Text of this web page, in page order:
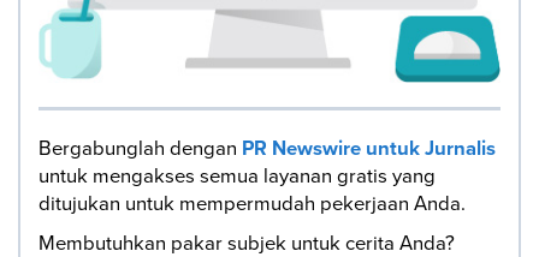
Bergabunglah dengan PR Newswire untuk Jurnalis
untuk mengakses semua layanan gratis yang
ditujukan untuk mempermudah pekerjaan Anda.
Membutuhkan pakar subjek untuk cerita Anda?